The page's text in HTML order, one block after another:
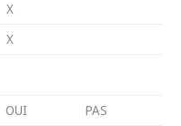
X
X
OUI PAS